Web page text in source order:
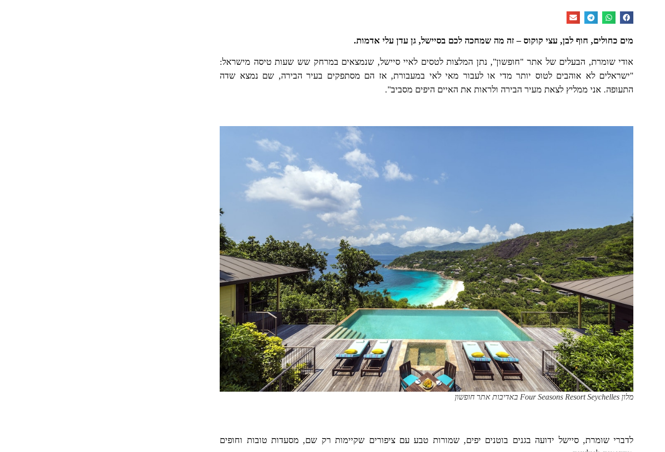
מים כחולים, חוף לבן, עצי קוקוס – זה מה שמחכה לכם בסיישל, גן עדן עלי אדמות.
אודי שומרת, הבעלים של אתר "חופשון", נתן המלצות לטסים לאיי סיישל, שנמצאים במרחק שש שעות טיסה מישראל:
"ישראלים לא אוהבים לטוס יותר מדי או לעבור מאי לאי במעבורת, אז הם מסתפקים בעיר הבירה, שם נמצא שדה
התעופה. אני ממליץ לצאת מעיר הבירה ולראות את האיים היפים מסביב".
מלון Four Seasons Resort Seychelles באדיבות אתר חופשון
לדברי שומרת, סיישל ידועה בגנים בוטנים יפים, שמורות טבע עם ציפורים שקיימות רק שם, מסעדות טובות וחופים